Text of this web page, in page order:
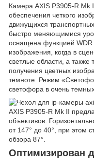
Камера AXIS P3905-R Mk
обеспечения четкого
движущихся
быстро меняющимися
оснащена функцией WDR
изображения, когда в
светлые области, а также
получения цветных
темноте. Режим
светофора в очень
AXIS P3905-R Mk II
объективов.
от 147° до 40°, при этом
обзора 87°.
Оптимизирован